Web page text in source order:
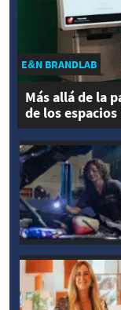
E&N BRANDLAB
Más allá de la
de los